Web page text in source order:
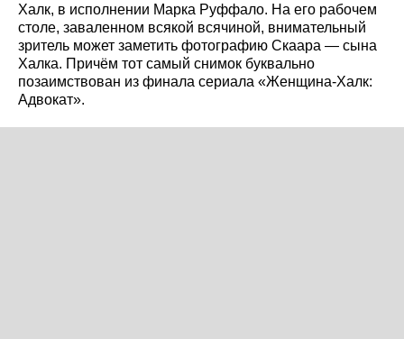
Халк, в исполнении Марка Руффало. На его рабочем
столе, заваленном всякой всячиной, внимательный
зритель может заметить фотографию Скаара — сына
Халка. Причём тот самый снимок буквально
позаимствован из финала сериала «Женщина-Халк:
Адвокат».